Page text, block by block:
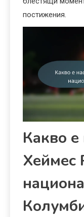
постижения.
Какво е
Хеймес